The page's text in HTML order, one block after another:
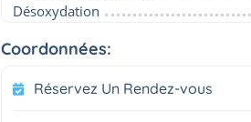
Désoxydation
Coordonnées:
Réservez Un Rendez-vous